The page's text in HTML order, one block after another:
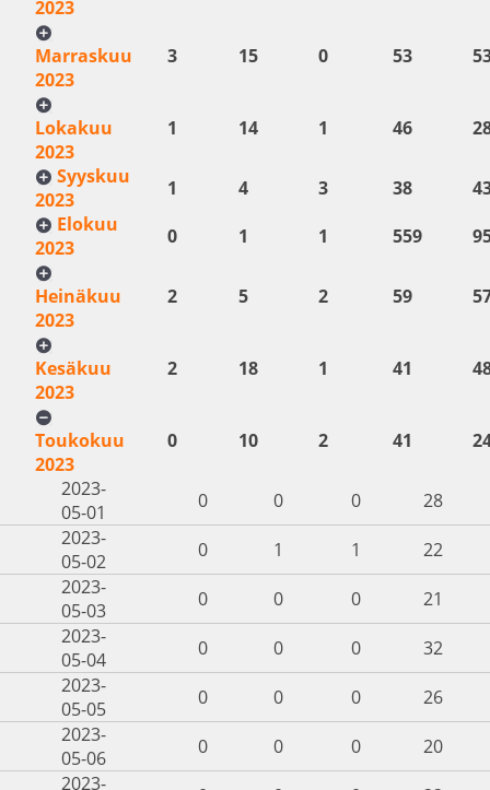
2023
Marraskuu
2023
3 15 0 53
Lokakuu
2023
1 14 1 46
Syyskuu
2023
1 4 3 38
Elokuu
2023
0 1 1 559
Heinäkuu
2023
2 5 2 59
Kesäkuu
2023
2 18 1 41
Toukokuu
2023
0 10 2 41
2023-
05-01
0 0 0
28
2023-
05-02
0 1 1
22
2023-
05-03
0 0 0
21
2023-
05-04
0 0 0
32
2023-
05-05
0 0 0
26
2023-
05-06
0 0 0
20
2023-